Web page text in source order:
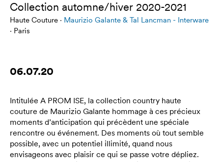
Collection automne/hiver 2020-2021
Haute Couture · Maurizio Galante & Tal Lancman - Interware
· Paris
06.07.20
Intitulée A PROM ISE, la collection country haute
couture de Maurizio Galante hommage à ces précieux
moments d’anticipation qui précèdent une spéciale
rencontre ou événement. Des moments où tout semble
possible, avec un potentiel illimité, quand nous
envisageons avec plaisir ce qui se passe votre dépliez.